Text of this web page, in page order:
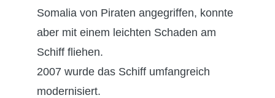
Somalia von Piraten angegriffen, konnte
aber mit einem leichten Schaden am
Schiff fliehen.
2007 wurde das Schiff umfangreich
modernisiert.